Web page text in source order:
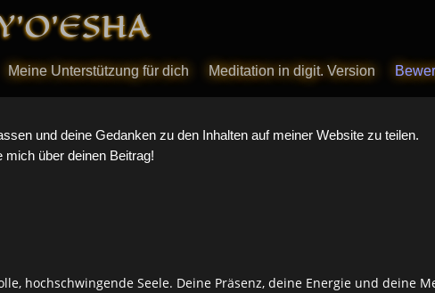
Meine Unterstützung für dich Meditation in digit. Version
Meine Unterstützung für dich Meditation in digit. Version
und deine Gedanken zu den Inhalten auf meiner Website zu teilen.
mich über deinen Beitrag!
hochschwingende Seele. Deine Präsenz, deine Energie und deine